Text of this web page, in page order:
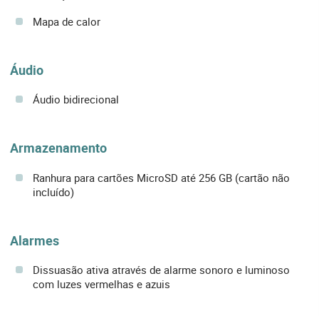
Mapa de calor
Áudio
Áudio bidirecional
Armazenamento
Ranhura para cartões MicroSD até 256 GB (cartão não
incluído)
Alarmes
Dissuasão ativa através de alarme sonoro e luminoso
com luzes vermelhas e azuis